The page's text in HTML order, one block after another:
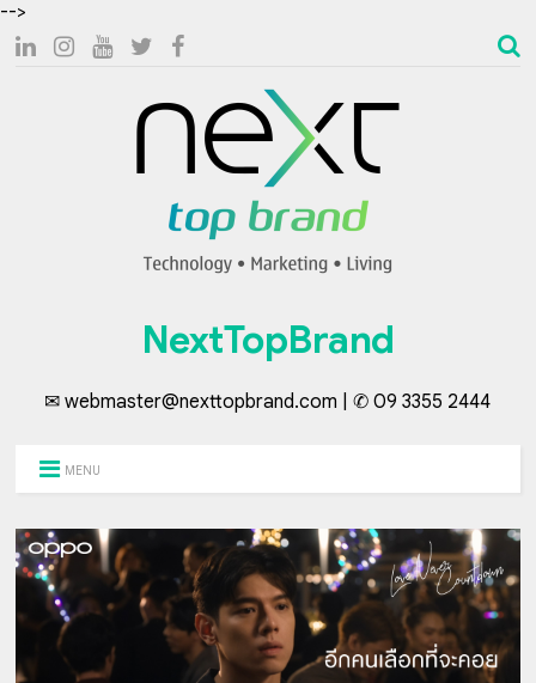
-->
NextTopBrand
✉ webmaster@nexttopbrand.com | ✆ 09 3355 2444
MENU